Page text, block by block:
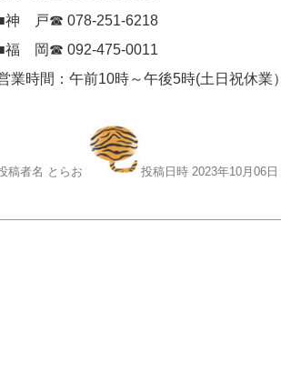
神 戸☎ 078-251-6218
福 岡☎ 092-475-0011
業時間：午前10時～午後5時(土日祝休業）
稿者名 とらお 投稿日時 2023年10月06日